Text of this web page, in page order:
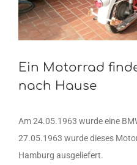
Ein Motorrad
nach Hause
Am 24.05.1963 wurde eine
27.05.1963 wurde dieses
Hamburg ausgeliefert.